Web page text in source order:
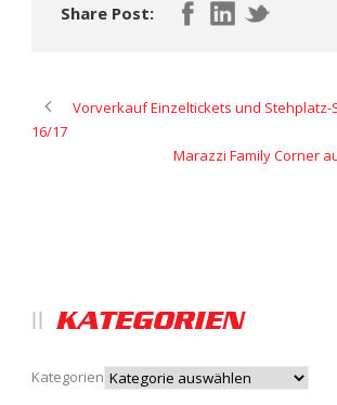
Share Post:
Vorverkauf Einzeltickets und
16/17
Marazzi Family Corner
KATEGORIEN
Kategorien